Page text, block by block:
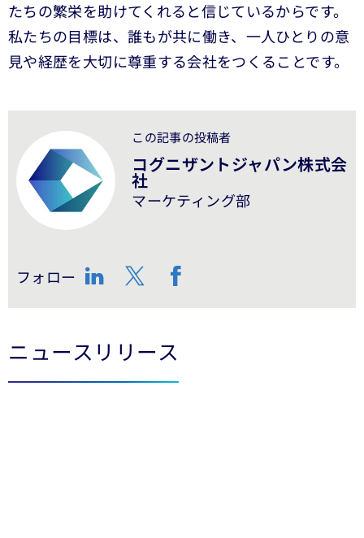
たちの繁栄を助けてくれると信じているからです。
私たちの目標は、誰もが共に働き、一人ひとりの意
見や経歴を大切に尊重する会社をつくることです。
この記事の投稿者
コグニザントジャパン株式会
社
マーケティング部
フォロー
ニュースリリース